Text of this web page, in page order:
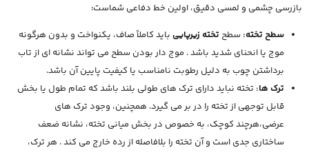
بازرسی چشمی و لمسی دقیق، اولین خط دفاعی شماست:
سطح تخته: سطح تخته زیرپاییباید کاملاً صاف، یکنواخت و بدون هرگونه
موج یا انحنای شدید باشد . موج دار بودن سطح می تواند نشانه ای از تاب
برداشتن چوب به دلیل رطوبت نامناسب یا کیفیت پایین آن باشد.
ترک ها: تخته نباید دارای ترک های طولی بلند باشد که تمام طول یا بخش
قابل توجهی از تخته را در بر می گیرد. همچنین، وجود ترک های
عرضی،هرچند کوچک، به خصوص در بخش میانی تخته، نشانه ضعف
ساختاری جدی است و آن تخته را بلافاصله از رده خارج می کند . هر ترک،